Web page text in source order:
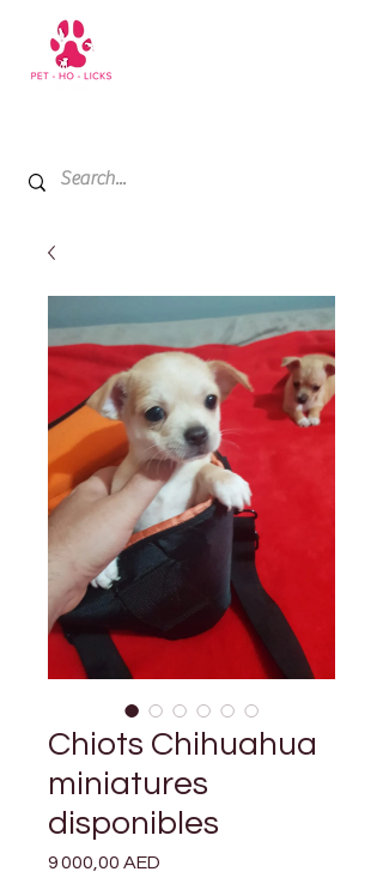
Chiots Chihuahua
miniatures
disponibles
9 000,00 AED